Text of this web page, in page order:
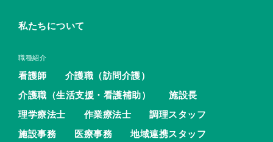
私たちについて
職種紹介
看護師
介護職（訪問介護）
介護職（生活支援・看護補助）
施設長
理学療法士
作業療法士
調理スタッフ
施設事務
医療事務
地域連携スタッフ